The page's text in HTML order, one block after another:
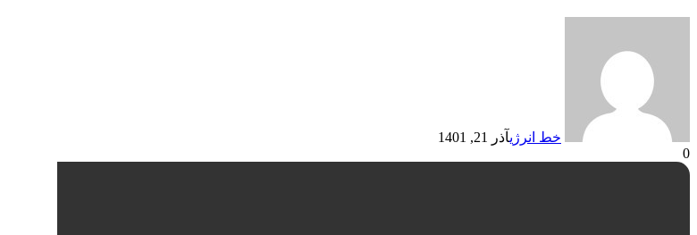
خط انرژیآذر 21, 1401
0